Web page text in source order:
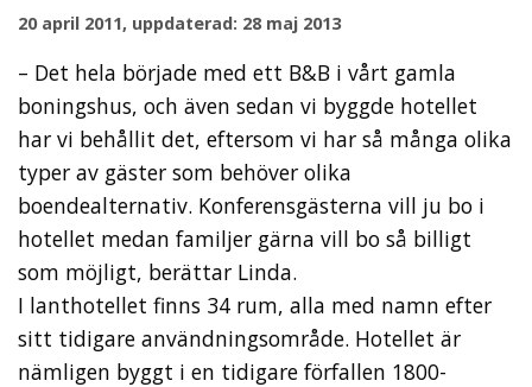
20 april 2011, uppdaterad: 28 maj 2013
– Det hela började med ett B&B i vårt gamla
boningshus, och även sedan vi byggde hotellet
har vi behållit det, eftersom vi har så många olika
typer av gäster som behöver olika
boendealternativ. Konferensgästerna vill ju bo i
hotellet medan familjer gärna vill bo så billigt
som möjligt, berättar Linda.
I lanthotellet finns 34 rum, alla med namn efter
sitt tidigare användningsområde. Hotellet är
nämligen byggt i en tidigare förfallen 1800-